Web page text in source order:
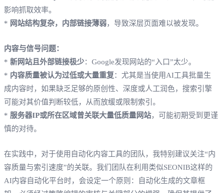
影响抓取效率。
* 网站结构复杂，内部链接薄弱，导致深层页面难以被发现。
内容与信号问题：
* 新网站且外部链接极少：Google发现网站的“入口”太少。
* 内容质量被认为过低或大量重复 ：尤其是当使用AI工具批量生
成内容时，如果缺乏足够的原创性、深度或人工润色，搜索引擎
可能对其价值判断较低，从而放缓或限制索引。
* 服务器IP或所在区域曾关联大量低质量网站，可能初期受到更谨
慎的对待。
在实践中，对于使用自动化内容工具的团队，我特别建议关注“内
容质量与索引速度”的关联。我们团队在利用类似SEONIB这样的
AI内容自动化平台时，会设定一个原则：自动化生成的文章框